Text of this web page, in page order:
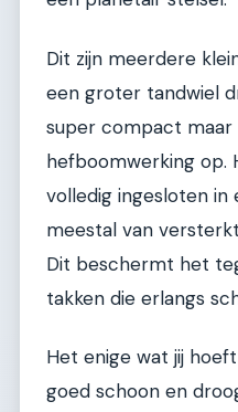
Dit zijn meerdere
een groter tandwiel
super compact
hefboomwerking op.
volledig ingesloten in
meestal van
Dit beschermt het
takken die erlangs
Het enige wat jij
goed schoon en